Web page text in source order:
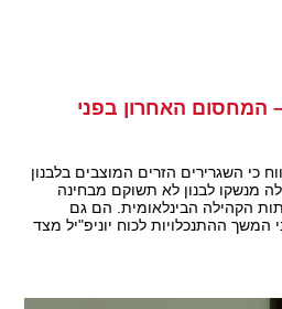
המחסום האחרון בפני
כי השגרירים הזרים המוצבים בלבנון
מנשקו לבנון לא תשוקם מבחינה
הקהילה הבינלאומית. הם גם
ההתנכלויות לכוח יוניפ"יל מצד